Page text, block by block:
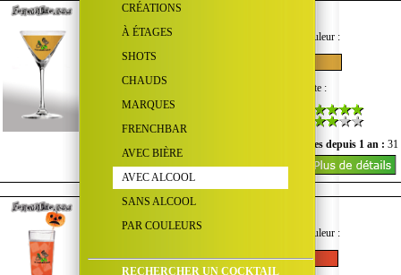
CRÉATIONS
À ÉTAGES
SHOTS
CHAUDS
MARQUES
FRENCHBAR
AVEC BIÈRE
AVEC ALCOOL
SANS ALCOOL
PAR COULEURS
RECHERCHER UN COCKTAIL
Hairy Navel
Couleur :
Difficulté : Note :
Nombre de vues du mois : Vues depuis 1 an : 31
Halloween
Quantité d'alcool : Couleur :